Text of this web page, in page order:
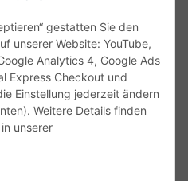
gestatten Sie den
unserer Website: YouTube,
Analytics 4, Google Ads
Express Checkout und
Einstellung jederzeit ändern
Weitere Details finden
unserer
Gewähr. Irrtümer und fehlerhafte
Datenblätter oder spezielle
der Artikel können